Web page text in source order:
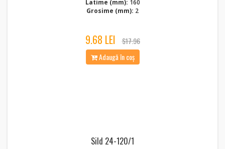
Latime (mm): 160
Grosime (mm): 2
9.68 LEI
$17.96
Adaugă în coș
Sild 24-120/1